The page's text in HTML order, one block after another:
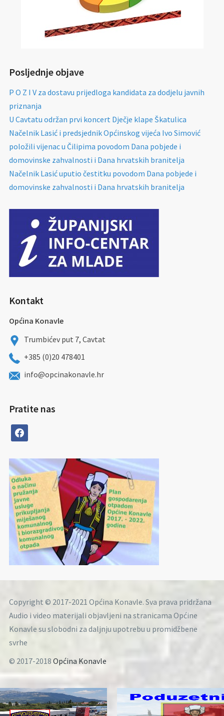
Posljednje objave
P O Z I V za dostavu prijedloga kandidata za dodjelu javnih
priznanja
U Cavtatu održan prvi koncert Dječje klape Škatulica
Načelnik Lasić i predsjednik Općinskog vijeća Ivo Simović
položili vijenac u Čilipima povodom Dana pobjede i
domovinske zahvalnosti i Dana hrvatskih branitelja
Načelnik Lasić uputio čestitku povodom Dana pobjede i
domovinske zahvalnosti i Dana hrvatskih branitelja
Kontakt
Općina Konavle
Trumbićev put 7, Cavtat
+385 (0)20 478401
info@opcinakonavle.hr
Pratite nas
facebook
Copyright © 2017-2021 Općina Konavle. Sva prava pridržana
Audio i video materijali objavljeni na stranicama Općine
Konavle su slobodni za daljnju upotrebu u promidžbene
svrhe
© 2017-2018 Općina Konavle